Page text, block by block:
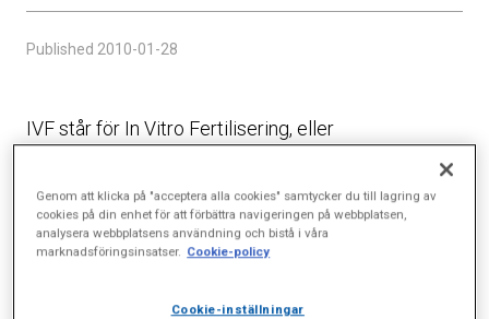
Published 2010-01-28
IVF står för In Vitro Fertilisering, eller
provrörsbefruktning. IVF-behandlingen inleds med
att kvinnan behandlas med hormoner i olika steg
med syftet att stimulera hennes äggproduktion.
Genom att klicka på "acceptera alla cookies" samtycker du till lagring av
cookies på din enhet för att förbättra navigeringen på webbplatsen,
analysera webbplatsens användning och bistå i våra
marknadsföringsinsatser. Cookie-policy
Cookie-inställningar